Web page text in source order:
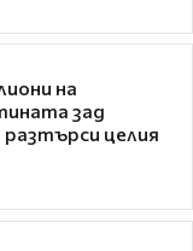
на
зад
целия